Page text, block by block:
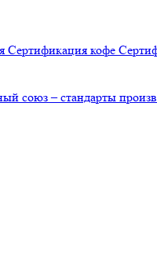
Сертификация кофе
союз – стандарты